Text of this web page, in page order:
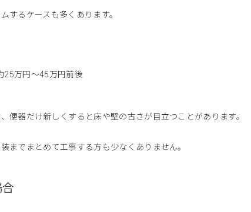
するケースも多くあります。
25万円〜45万円前後
便器だけ新しくすると床や壁の古さが目立つことがあります。
までまとめて工事する方も少なくありません。